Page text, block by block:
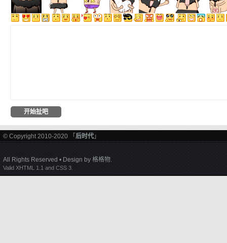
© Copyright 2010-2020 「 后时代 」
All Rights Reserved • Design by 格格物.
Valid XHTML 1.1 and CSS 3.